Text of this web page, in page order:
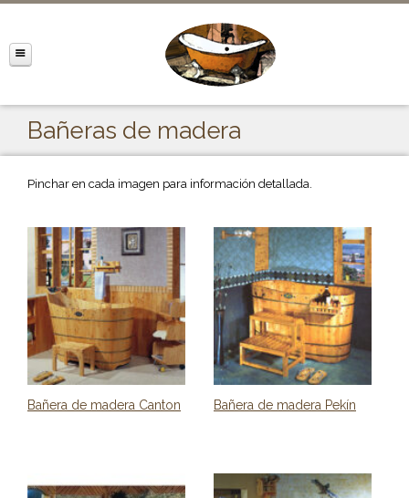
Bañeras de madera
Pinchar en cada imagen para información detallada.
Bañera de madera Canton Bañera de madera Pekín